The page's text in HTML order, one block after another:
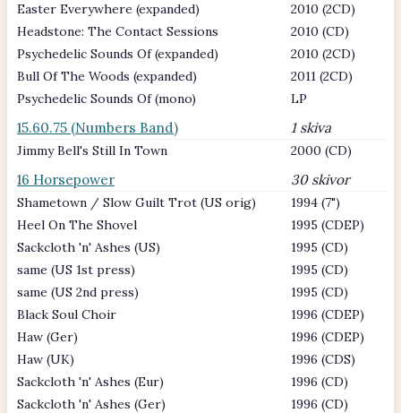
Easter Everywhere (expanded)
2010 (2CD)
Headstone: The Contact Sessions
2010 (CD)
Psychedelic Sounds Of (expanded)
2010 (2CD)
Bull Of The Woods (expanded)
2011 (2CD)
Psychedelic Sounds Of (mono)
LP
15.60.75 (Numbers Band) 1 skiva
Jimmy Bell's Still In Town 2000 (CD)
16 Horsepower 30 skivor
Shametown / Slow Guilt Trot (US orig)
1994 (7")
Heel On The Shovel
1995 (CDEP)
Sackcloth 'n' Ashes (US)
1995 (CD)
same (US 1st press)
1995 (CD)
same (US 2nd press)
1995 (CD)
Black Soul Choir
1996 (CDEP)
Haw (Ger)
1996 (CDEP)
Haw (UK)
1996 (CDS)
Sackcloth 'n' Ashes (Eur)
1996 (CD)
Sackcloth 'n' Ashes (Ger)
1996 (CD)